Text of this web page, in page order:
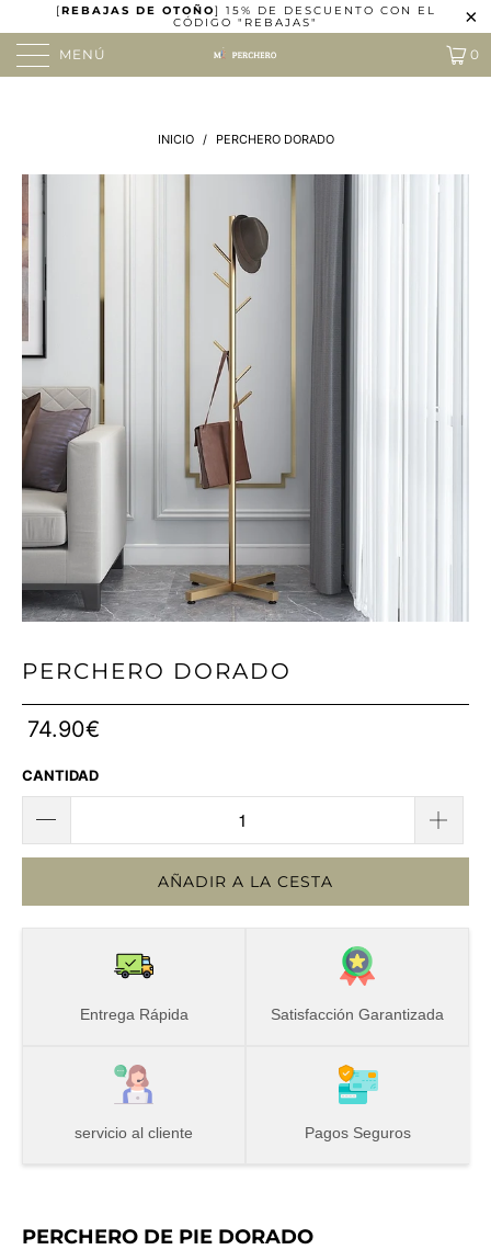
[REBAJAS DE OTOÑO] 15% DE DESCUENTO CON EL
CÓDIGO "REBAJAS"
MENÚ 0
INICIO / PERCHERO DORADO
PERCHERO DORADO
74.90€
CANTIDAD
AÑADIR A LA CESTA
Entrega Rápida Satisfacción Garantizada
servicio al cliente Pagos Seguros
PERCHERO DE PIE DORADO